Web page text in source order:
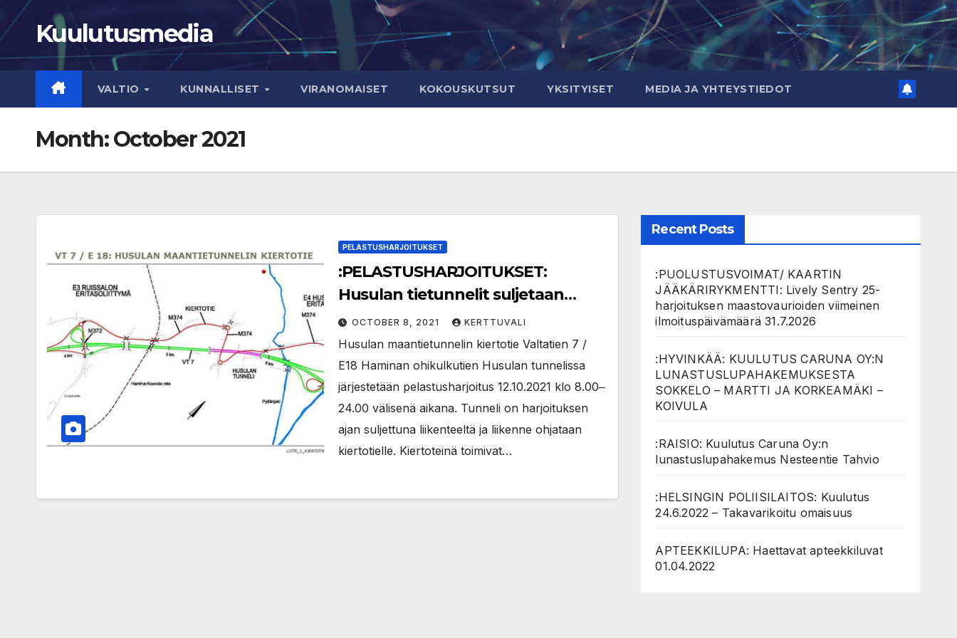
Skip
to
content
Kuulutusmedia
VALTIO KUNNALLISET VIRANOMAISET KOKOUSKUTSUT YKSITYISET MEDIA JA YHTEYSTIEDOT
Month:October 2021
PELASTUSHARJOITUKSET
:PELASTUSHARJOITUKSET:
Husulan tietunnelit suljetaan
pelastusharjoituksen vuoksi
12.10.2021 klo 8.00-24.00
OCTOBER 8, 2021 KERTTUVALI
Husulan maantietunnelin kiertotie Valtatien 7 /
E18 Haminan ohikulkutien Husulan tunnelissa
järjestetään pelastusharjoitus 12.10.2021 klo 8.00‒
24.00 välisenä aikana. Tunneli on harjoituksen
ajan suljettuna liikenteeltä ja liikenne ohjataan
kiertotielle. Kiertoteinä toimivat…
Recent Posts
:PUOLUSTUSVOIMAT/ KAARTIN
JÄÄKÄRIRYKMENTTI: Lively Sentry 25-
harjoituksen maastovaurioiden viimeinen
ilmoituspäivämäärä 31.7.2026
:HYVINKÄÄ: KUULUTUS CARUNA OY:N
LUNASTUSLUPAHAKEMUKSESTA
SOKKELO – MARTTI JA KORKEAMÄKI –
KOIVULA
:RAISIO: Kuulutus Caruna Oy:n
lunastuslupahakemus Nesteentie Tahvio
:HELSINGIN POLIISILAITOS: Kuulutus
24.6.2022 – Takavarikoitu omaisuus
APTEEKKILUPA: Haettavat apteekkiluvat
01.04.2022